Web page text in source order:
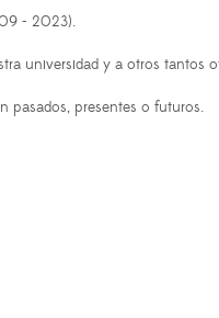
- 2023).
universidad y a otros tantos
pasados, presentes o futuros.